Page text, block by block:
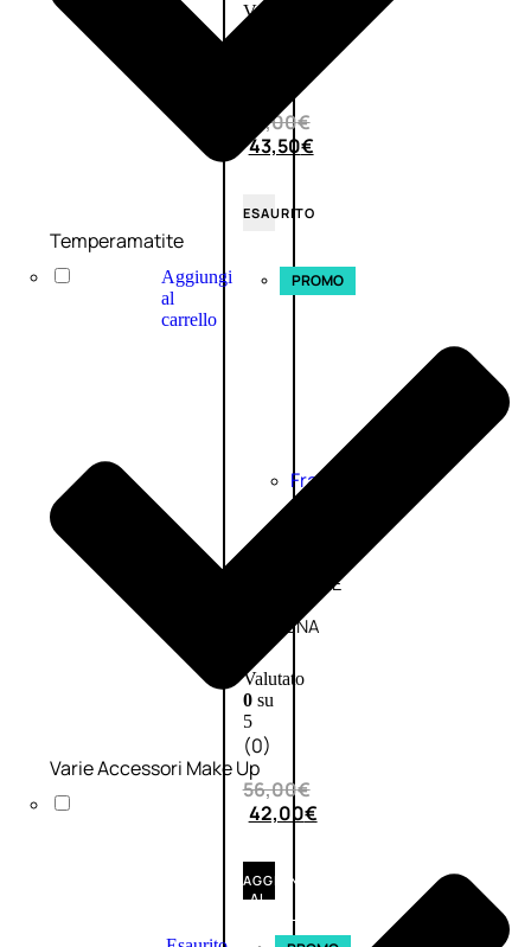
Valutato
58,00€
43,50€
ESAURITO
Aggiungi
al
carrello
PROMO
Fragranze
Nature
L’OCCITANE
VERBENA
Valutato
0su
5
(0)
56,00€
42,00€
AGGIUNGI
AL
CARRELLO
Temperamatite
Varie Accessori Make Up